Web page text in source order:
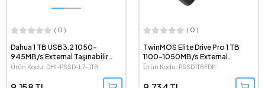
( 0 )
Dahua 1 TB USB3.2 1050-
945MB/s External Taşınabilir
SSD - DHI-PSSD-L7-1TB
Ürün Kodu: DHI-PSSD-L7-1TB
( 0 )
TwinMOS Elite Drive Pro 1 TB
1100-1050MB/s External
Taşınabilir SSD
Ürün Kodu: PSSD1TBEDP